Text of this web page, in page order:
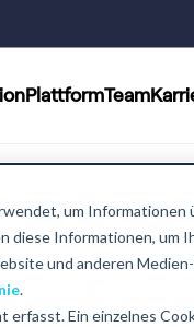
um
diese Informationen, um
und anderen
.
Ein einzelnes
PlattformTeam